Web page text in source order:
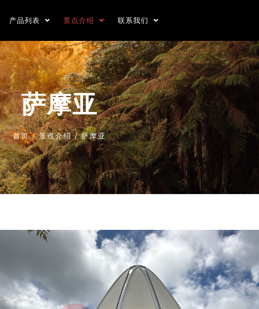
产品列表 景点介绍 联系我们
萨摩亚
首页/景点介绍/萨摩亚